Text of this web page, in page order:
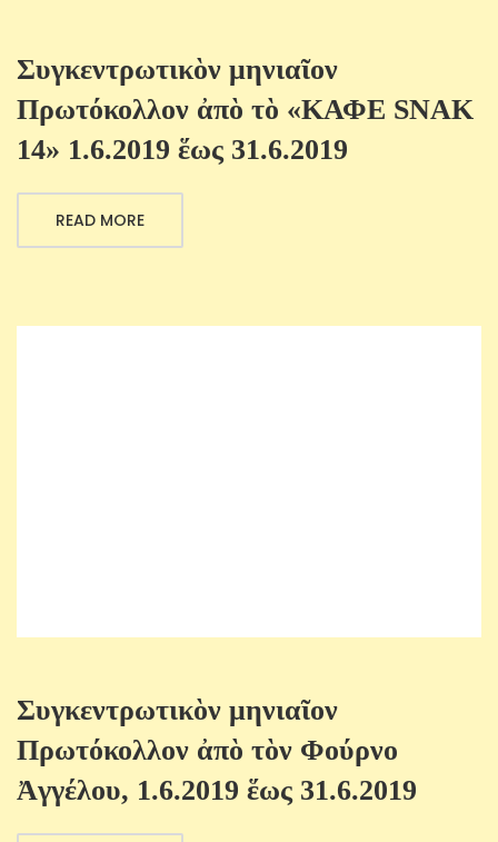
Συγκεντρωτικὸν μηνιαῖον
Πρωτόκολλον ἀπὸ τὸ «ΚΑΦΕ SNAK
14» 1.6.2019 ἕως 31.6.2019
READ MORE
Συγκεντρωτικὸν μηνιαῖον
Πρωτόκολλον ἀπὸ τὸν Φούρνο
Ἀγγέλου, 1.6.2019 ἕως 31.6.2019